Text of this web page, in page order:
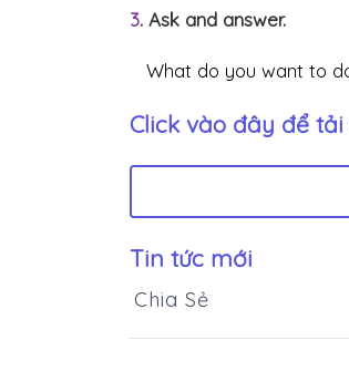
3. Ask and answer.
What do you want to
Click vào đây để tải
Tin tức mới
Chia Sẻ